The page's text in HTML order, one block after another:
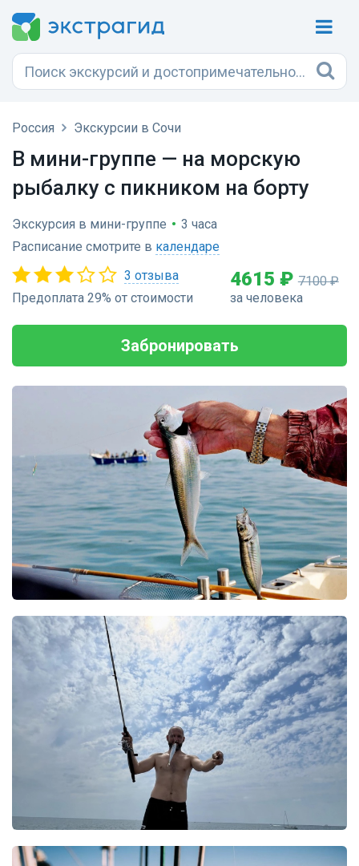
Россия Экскурсии в Сочи
В мини-группе — на морскую
рыбалку с пикником на борту
Экскурсия в мини-группе • 3 часа
Расписание смотрите в календаре
3 отзыва
Предоплата 29% от стоимости
4615 ₽ 7100 ₽
за человека
Забронировать